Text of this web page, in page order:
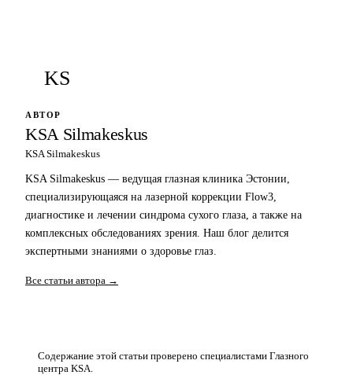
KS
АВТОР
KSA Silmakeskus
KSA Silmakeskus
KSA Silmakeskus — ведущая глазная клиника Эстонии,
специализирующаяся на лазерной коррекции Flow3,
диагностике и лечении синдрома сухого глаза, а также на
комплексных обследованиях зрения. Наш блог делится
экспертными знаниями о здоровье глаз.
Все статьи автора →
Содержание этой статьи проверено специалистами Глазного
центра KSA.